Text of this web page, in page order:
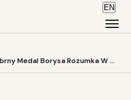
EN
Srebrny Medal Borysa Rozumka W Lublinie